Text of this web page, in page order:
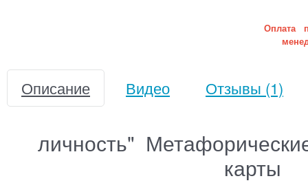
Оплата
Описание Видео Отзывы (1)
личность"
карты